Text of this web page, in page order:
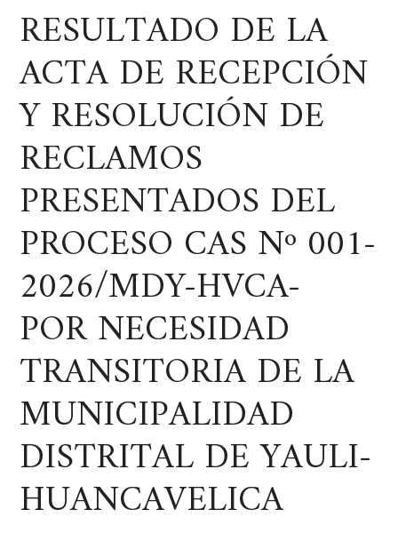
RESULTADO DE LA
ACTA DE RECEPCIÓN
Y RESOLUCIÓN DE
RECLAMOS
PRESENTADOS DEL
PROCESO CAS Nº 001-
2026/MDY-HVCA-
POR NECESIDAD
TRANSITORIA DE LA
MUNICIPALIDAD
DISTRITAL DE YAULI-
HUANCAVELICA